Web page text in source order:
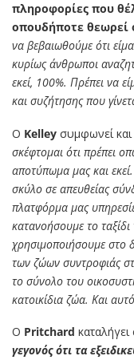
πληροφορίες που
οπουδήποτε θεωρεί
να βεβαιωθούμε ότι
κυρίως άνθρωποι
εκεί, 100%. Πρέπει να
και συζήτησης που
Ο Kelley συμφωνεί και
σκέφτομαι ότι πρέπει
αποτύπωμα μας και
σκύλο σε απευθείας
πλατφόρμα μας
κατανοήσουμε το
χρησιμοποιήσουμε στο
των ζώων συντροφιάς
το σύνολο του
κατοικίδια ζώα. Και
Ο Pritchard
γεγονός ότι τα